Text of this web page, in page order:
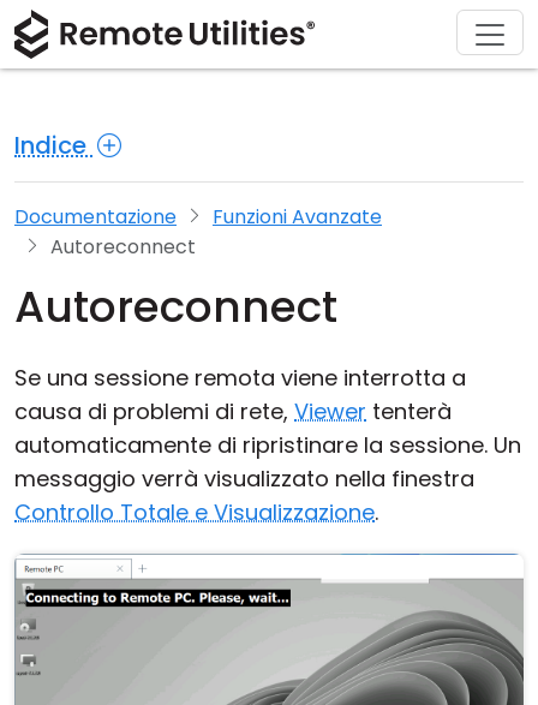
Indice
Documentazione
Funzioni Avanzate
Autoreconnect
Autoreconnect
Se una sessione remota viene interrotta a
causa di problemi di rete, Viewer tenterà
automaticamente di ripristinare la sessione. Un
messaggio verrà visualizzato nella finestra
Controllo Totale e Visualizzazione.
Prodotto
Sicurezza
Screenshot
Modalità di connessione
Accesso non presidiato
Supporto Active Directory
Configurazione MSI
Cloud e On-Premise
Soluzioni
Produzione e Vendita al Dettaglio
Sanità
Tecnologia dell'informazione
Scarica
macOS
Linux
Acquista
Assistente Licenza
Aggiorna la tua Licenza
Supporto
Documentazione
Base di conoscenza
Chi siamo
Sala stampa
Scrivi una recensione